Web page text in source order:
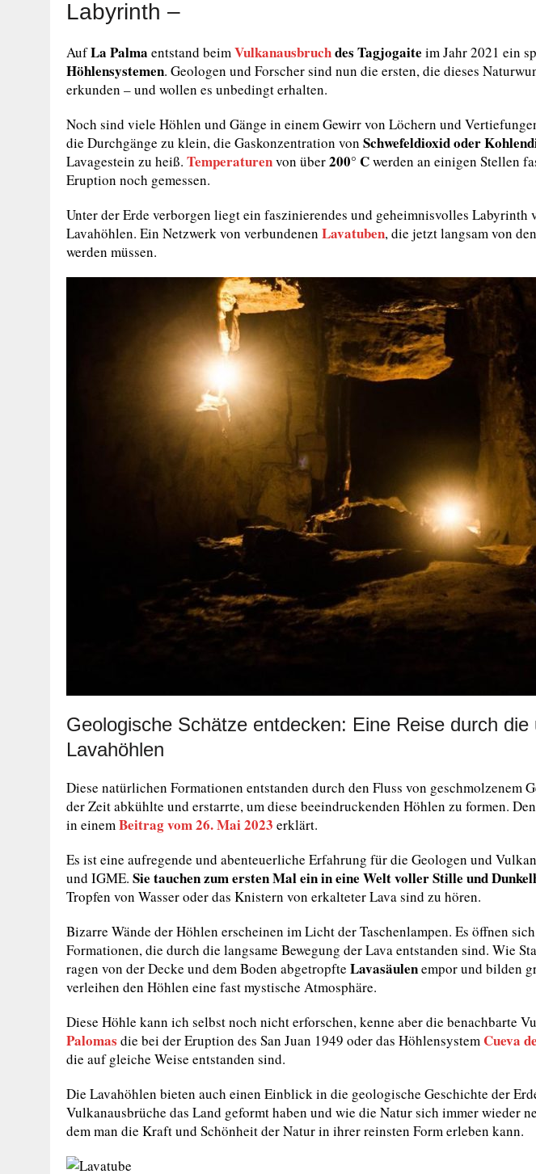
Labyrinth –
AufLa Palma entstand beimVulkanausbruchdes Tagjogaite im Jahr 2021 ein
Höhlensystemen. Geologen und Forscher sind nun die ersten, die dieses
erkunden – und wollen es unbedingt erhalten.
Noch sind viele Höhlen und Gänge in einem Gewirr von Löchern und
die Durchgänge zu klein, die Gaskonzentration von Schwefeldioxid oder
Lavagestein zu heiß. Temperaturenvon über200° Cwerden an einigen Stellen
Eruption noch gemessen.
Unter der Erde verborgen liegt ein faszinierendes und geheimnisvolles Labyrinth
Lavahöhlen. Ein Netzwerk von verbundenen Lavatuben, die jetzt langsam von
werden müssen.
Geologische Schätze entdecken: Eine Reise durch die
Lavahöhlen
Diese natürlichen Formationen entstanden durch den Fluss von geschmolzenem
der Zeit abkühlte und erstarrte, um diese beeindruckenden Höhlen zu formen.
in einemBeitrag vom 26. Mai 2023 erklärt.
Es ist eine aufregende und abenteuerliche Erfahrung für die Geologen und
und IGME. Sie tauchen zum ersten Mal ein in eine Welt voller Stille und
Tropfen von Wasser oder das Knistern von erkalteter Lava sind zu hören.
Bizarre Wände der Höhlen erscheinen im Licht der Taschenlampen. Es öffnen
Formationen, die durch die langsame Bewegung der Lava entstanden sind. Wie
ragen von der Decke und dem Boden abgetropfte Lavasäulenempor und bilden
verleihen den Höhlen eine fast mystische Atmosphäre.
Diese Höhle kann ich selbst noch nicht erforschen, kenne aber die benachbarte
Palomas die bei der Eruption des San Juan 1949 oder das Höhlensystem Cueva
die auf gleiche Weise entstanden sind.
Die Lavahöhlen bieten auch einen Einblick in die geologische Geschichte der
Vulkanausbrüche das Land geformt haben und wie die Natur sich immer wieder
dem man die Kraft und Schönheit der Natur in ihrer reinsten Form erleben kann.